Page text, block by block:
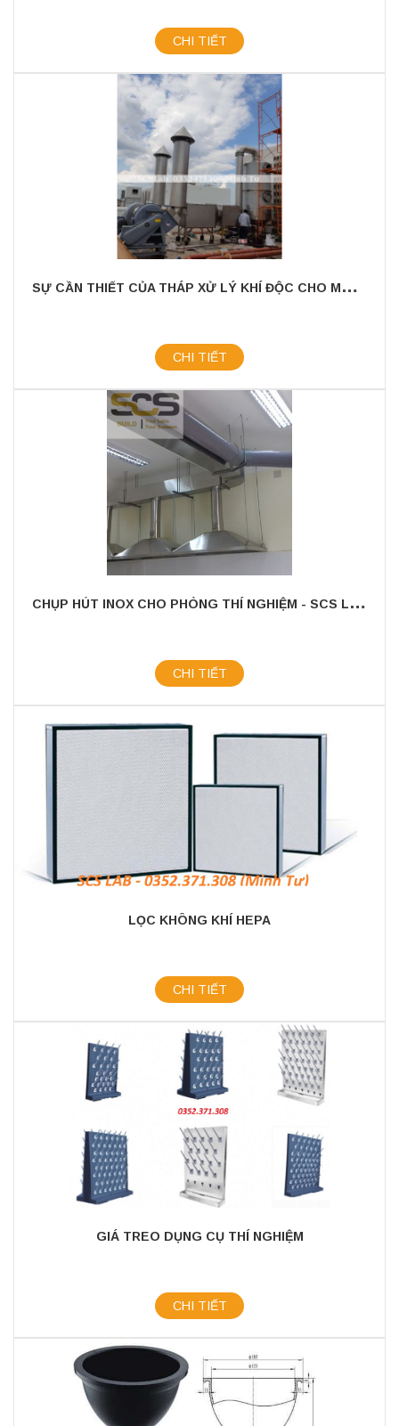
CHI TIẾT
S
Ự CẦN THIẾT CỦA THÁP XỬ LÝ KHÍ ĐỘC CHO MÔI TRƯỜNG
CHI TIẾT
C
HỤP HÚT INOX CHO PHÒNG THÍ NGHIỆM - SCS LAB
CHI TIẾT
LỌC KHÔNG KHÍ HEPA
CHI TIẾT
GIÁ TREO DỤNG CỤ THÍ NGHIỆM
CHI TIẾT